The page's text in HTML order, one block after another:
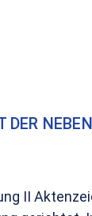
DER
II